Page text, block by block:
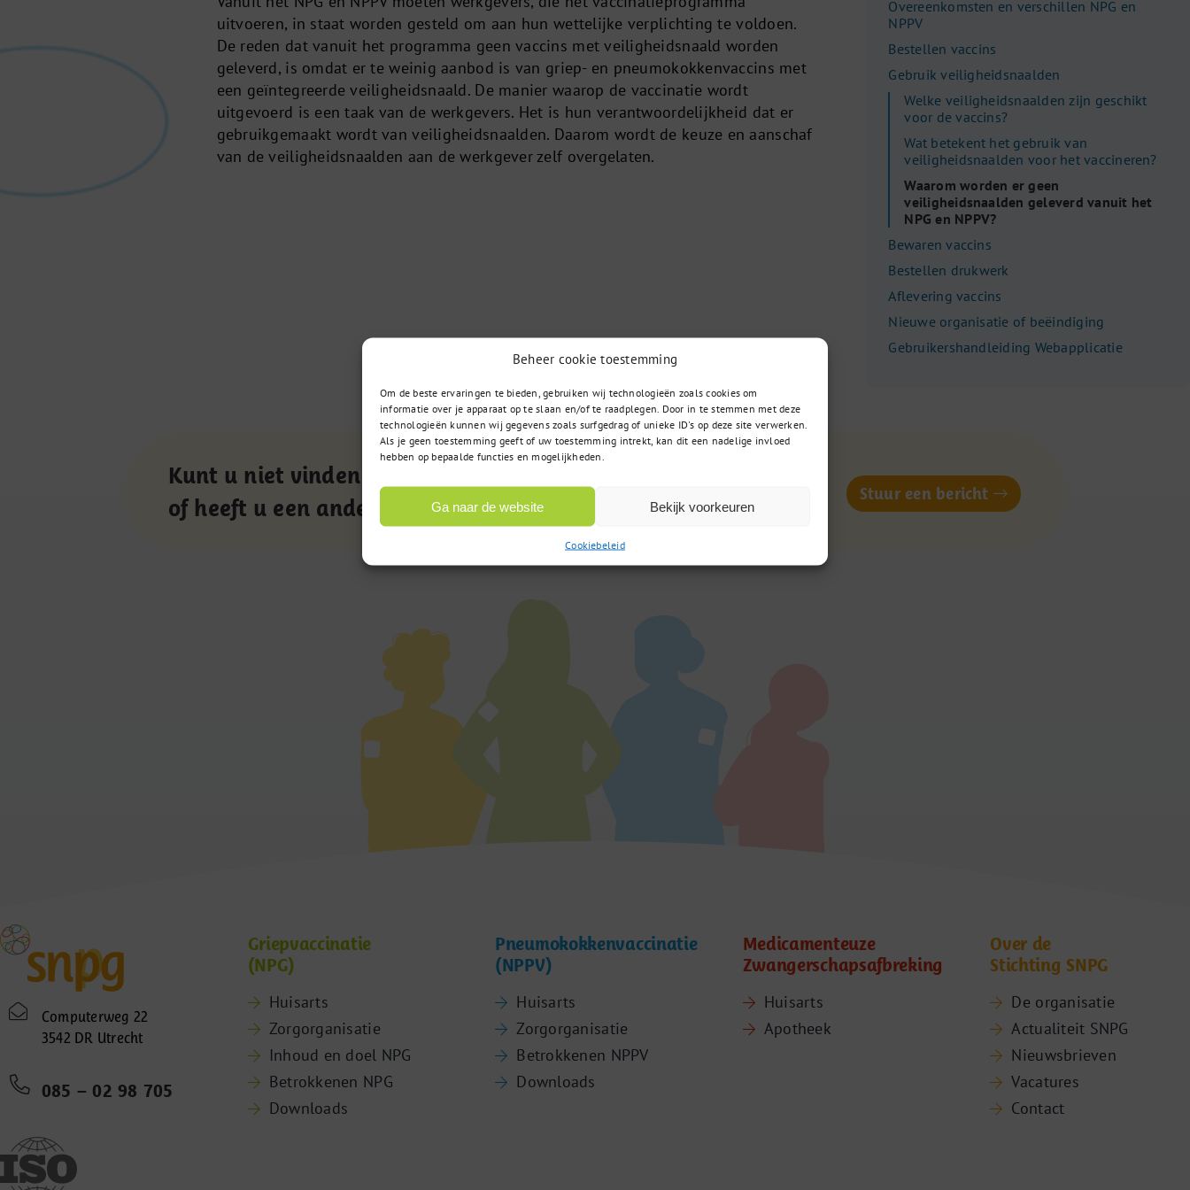
Beheer cookie toestemming
Om de beste ervaringen te bieden, gebruiken wij technologieën zoals cookies om
informatie over je apparaat op te slaan en/of te raadplegen. Door in te stemmen met deze
technologieën kunnen wij gegevens zoals surfgedrag of unieke ID's op deze site verwerken.
Als je geen toestemming geeft of uw toestemming intrekt, kan dit een nadelige invloed
hebben op bepaalde functies en mogelijkheden.
Ga naar de website Bekijk voorkeuren
Cookiebeleid
uitvoeren, in staat worden gesteld om aan hun wettelijke verplichting te voldoen.
De reden dat vanuit het programma geen vaccins met veiligheidsnaald worden
geleverd, is omdat er te weinig aanbod is van griep- en pneumokokkenvaccins met
een geïntegreerde veiligheidsnaald. De manier waarop de vaccinatie wordt
uitgevoerd is een taak van de werkgevers. Het is hun verantwoordelijkheid dat er
gebruikgemaakt wordt van veiligheidsnaalden. Daarom wordt de keuze en aanschaf
van de veiligheidsnaalden aan de werkgever zelf overgelaten.
Overeenkomsten en verschillen NPG en
NPPV
Bestellen vaccins
Gebruik veiligheidsnaalden
Welke veiligheidsnaalden zijn geschikt
voor de vaccins?
Wat betekent het gebruik van
veiligheidsnaalden voor het vaccineren?
Waarom worden er geen
veiligheidsnaalden geleverd vanuit het
NPG en NPPV?
Bewaren vaccins
Bestellen drukwerk
Aflevering vaccins
Nieuwe organisatie of beëindiging
Gebruikershandleiding Webapplicatie
Kunt u niet vinden wat u zoekt
of heeft u een andere vraag?
Op werkdagen bereikbaar
van 9:00u tot 17:00u
Stuur een bericht
Computerweg 22
3542 DR Utrecht
085 – 02 98 705
Griepvaccinatie
(NPG)
Huisarts
Zorgorganisatie
Inhoud en doel NPG
Betrokkenen NPG
Downloads
Pneumokokkenvaccinatie
(NPPV)
Huisarts
Zorgorganisatie
Betrokkenen NPPV
Downloads
Medicamenteuze
Zwangerschapsafbreking
Huisarts
Apotheek
Over de
Stichting SNPG
De organisatie
Actualiteit SNPG
Nieuwsbrieven
Vacatures
Contact